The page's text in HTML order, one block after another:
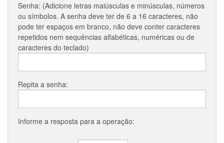
Senha: (Adicione letras maiúsculas e minúsculas, números
ou símbolos. A senha deve ter de 6 a 16 caracteres, não
pode ter espaços em branco, não deve conter caracteres
repetidos nem sequências alfabéticas, numéricas ou de
caracteres do teclado)
Repita a senha:
Informe a resposta para a operação: